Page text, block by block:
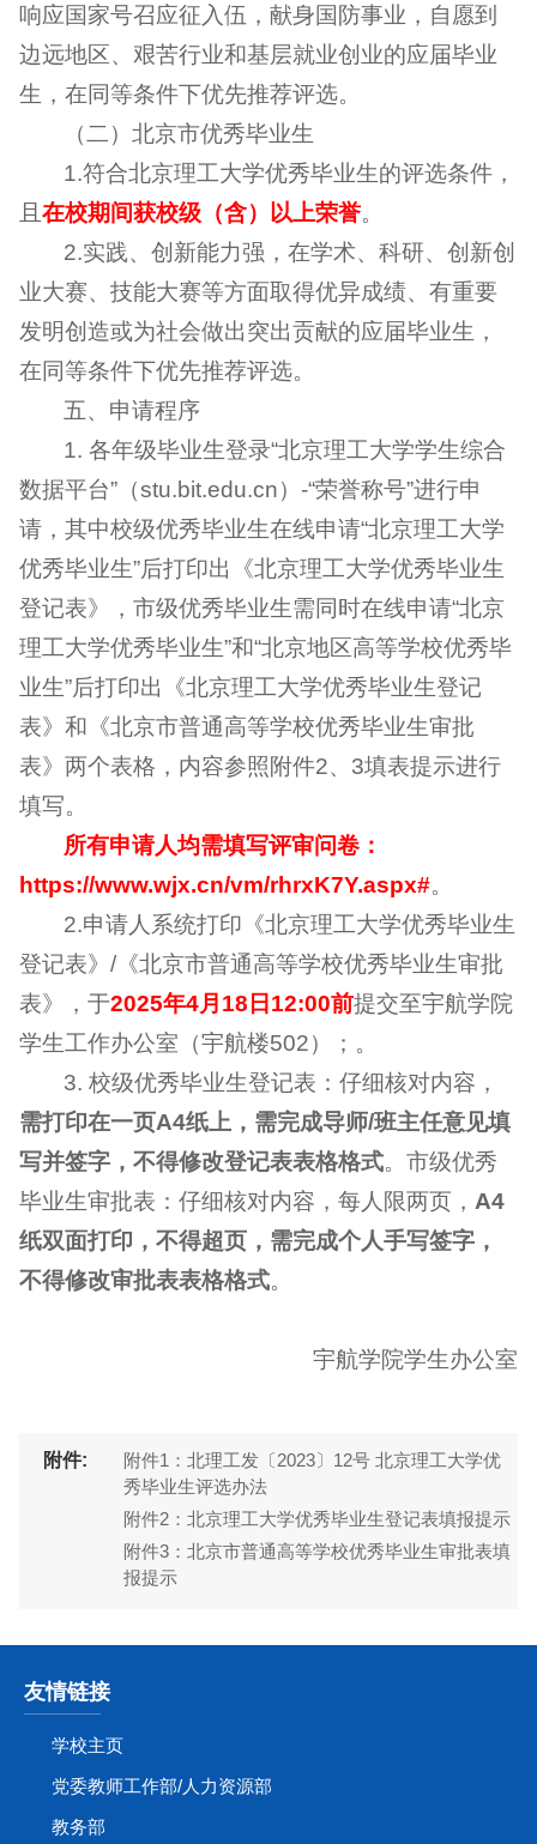
响应国家号召应征入伍，献身国防事业，自愿到
边远地区、艰苦行业和基层就业创业的应届毕业
生，在同等条件下优先推荐评选。
（二）北京市优秀毕业生
1.符合北京理工大学优秀毕业生的评选条件，
且 在校期间获校级（含）以上荣誉。
2.实践、创新能力强，在学术、科研、创新创
业大赛、技能大赛等方面取得优异成绩、有重要
发明创造或为社会做出突出贡献的应届毕业生，
在同等条件下优先推荐评选。
五、申请程序
1. 各年级毕业生登录“北京理工大学学生综合
数据平台”（stu.bit.edu.cn）-“荣誉称号”进行申
请，其中校级优秀毕业生在线申请“北京理工大学
优秀毕业生”后打印出《北京理工大学优秀毕业生
登记表》，市级优秀毕业生需同时在线申请“北京
理工大学优秀毕业生”和“北京地区高等学校优秀毕
业生”后打印出《北京理工大学优秀毕业生登记
表》和《北京市普通高等学校优秀毕业生审批
表》两个表格，内容参照附件2、3填表提示进行
填写。
所有申请人均需填写评审问卷：
https://www.wjx.cn/vm/rhrxK7Y.aspx#。
2.申请人系统打印《北京理工大学优秀毕业生
登记表》/《北京市普通高等学校优秀毕业生审批
表》，于2025年4月18日12:00前提交至宇航学院
学生工作办公室（宇航楼502）；。
3. 校级优秀毕业生登记表：仔细核对内容，
需打印在一页A4纸上，需完成导师/班主任意见填
写并签字，不得修改登记表表格格式。市级优秀
毕业生审批表：仔细核对内容，每人限两页， A4
纸双面打印，不得超页，需完成个人手写签字，
不得修改审批表表格格式。
宇航学院学生办公室
附件:
附件1：北理工发〔2023〕12号 北京理工大学优
秀毕业生评选办法
附件2：北京理工大学优秀毕业生登记表填报提示
附件3：北京市普通高等学校优秀毕业生审批表填
报提示
友情链接
学校主页
党委教师工作部/人力资源部
教务部